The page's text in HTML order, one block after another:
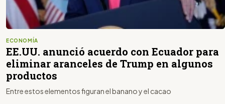
ECONOMÍA
EE.UU. anunció acuerdo con Ecuador para
eliminar aranceles de Trump en algunos
productos
Entre estos elementos figuran el banano y el cacao